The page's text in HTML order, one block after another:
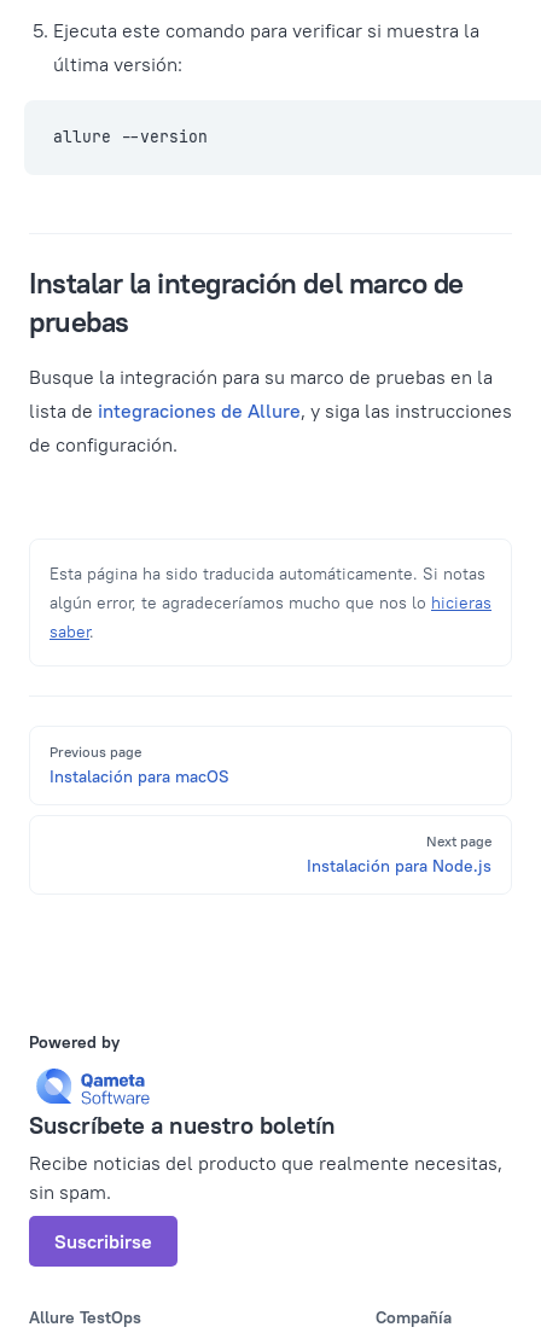
Ejecuta este comando para verificar si muestra la
última versión:
allure --version
Instalar la integración del marco de
pruebas
Busque la integración para su marco de pruebas en la
lista de integraciones de Allure, y siga las instrucciones
de configuración.
Esta página ha sido traducida automáticamente. Si notas
algún error, te agradeceríamos mucho que nos lo hicieras
saber.
Previous page
Instalación para macOS
Next page
Instalación para Node.js
Powered by
Suscríbete a nuestro boletín
Recibe noticias del producto que realmente necesitas,
sin spam.
Suscribirse
Allure TestOps Compañía